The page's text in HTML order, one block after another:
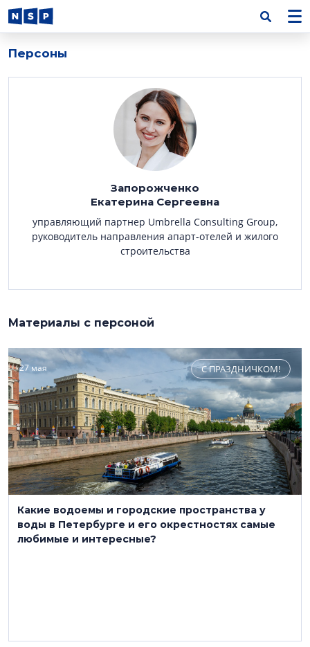
Персоны
Запорожченко
Екатерина Сергеевна
управляющий партнер Umbrella Consulting Group,
руководитель направления апарт-отелей и жилого
строительства
Материалы с персоной
27 мая С ПРАЗДНИЧКОМ!
Какие водоемы и городские пространства у
воды в Петербурге и его окрестностях самые
любимые и интересные?